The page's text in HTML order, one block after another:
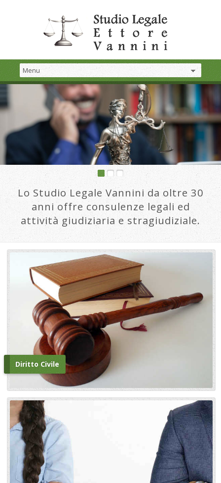
Lo Studio Legale Vannini da oltre 30
anni offre consulenze legali ed
attività giudiziaria e stragiudiziale.
Diritto Civile